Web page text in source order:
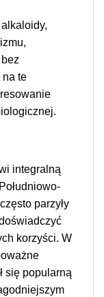
na te
integralną
parzyły
korzyści. W
się popularną